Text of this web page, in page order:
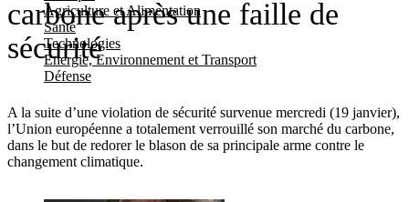
Agriculture et Alimentation
Santé
Technologies
Energie, Environnement et Transport
Défense
carbone après une faille de
sécurité
A la suite d’une violation de sécurité survenue mercredi (19 janvier),
l’Union européenne a totalement verrouillé son marché du carbone,
dans le but de redorer le blason de sa principale arme contre le
changement climatique.